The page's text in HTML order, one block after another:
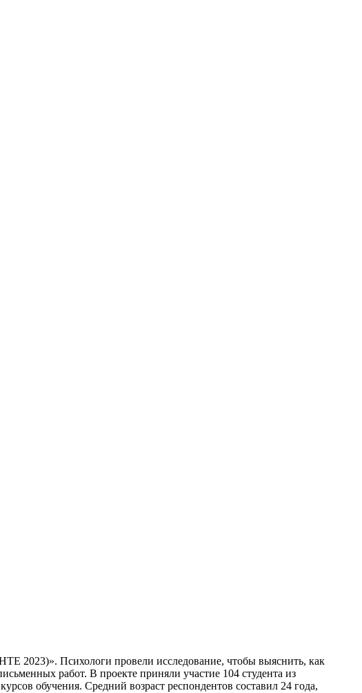
2023)». Психологи провели исследование, чтобы выяснить, как
работ. В проекте приняли участие 104 студента из
обучения. Средний возраст респондентов составил 24 года,